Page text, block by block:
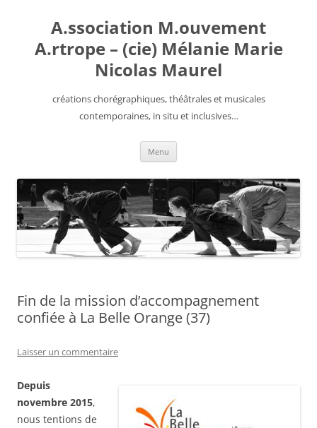
contenuA.ssociation M.ouvement
A.rtrope – (cie) Mélanie Marie
Nicolas Maurel
créations chorégraphiques, théâtrales et musicales
contemporaines, in situ et inclusives…
Menu
Fin de la mission d’accompagnement
confiée à La Belle Orange (37)
Laisser un commentaire
Depuis
novembre 2015,
nous tentions de